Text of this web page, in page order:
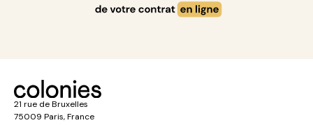
21 rue de Bruxelles
75009 Paris, France